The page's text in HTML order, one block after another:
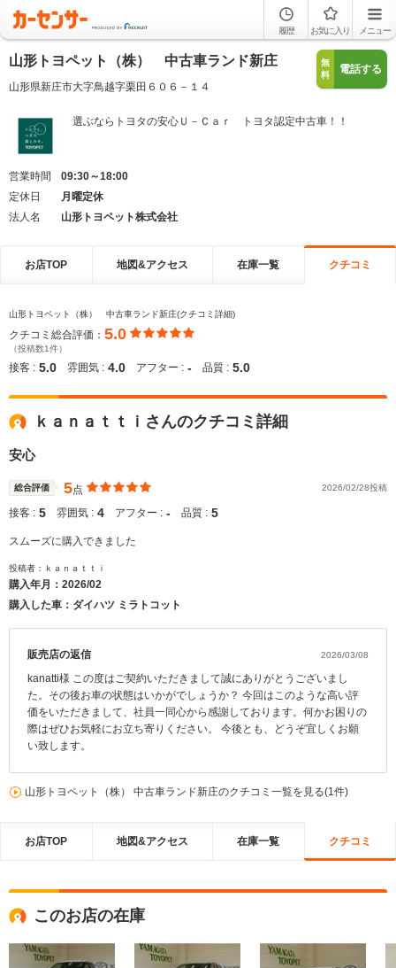
履歴 お気に入り メニュー
山形トヨペット（株） 中古車ランド新庄
山形県新庄市大字鳥越字栗田６０６－１４
無
料
電話する
選ぶならトヨタの安心Ｕ－Ｃａｒ トヨタ認定中古車！！
営業時間
09:30～18:00
定休日
月曜定休
法人名
山形トヨペット株式会社
お店TOP 地図&アクセス 在庫一覧 クチコミ
山形トヨペット（株） 中古車ランド新庄(クチコミ詳細)
クチコミ総合評価： 5.0
（投稿数1件）
接客 : 5.0 雰囲気 : 4.0 アフター : - 品質 : 5.0
ｋａｎａｔｔｉさんのクチコミ詳細
安心
総合評価 5点 2026/02/28投稿
接客 : 5 雰囲気 : 4 アフター : ‐ 品質 : 5
スムーズに購入できました
投稿者：ｋａｎａｔｔｉ
購入年月： 2026/02
購入した車：ダイハツ ミラトコット
販売店の返信 2026/03/08
kanatti様 この度はご契約いただきまして誠にありがとうございまし
た。その後お車の状態はいかがでしょうか？ 今回はこのような高い評
価をいただきまして、社員一同心から感謝しております。何かお困りの
際はぜひお気軽にお立ち寄りください。 今後とも、どうぞ宜しくお願
い致します。
山形トヨペット（株） 中古車ランド新庄のクチコミ一覧を見る(1件)
お店TOP 地図&アクセス 在庫一覧 クチコミ
このお店の在庫